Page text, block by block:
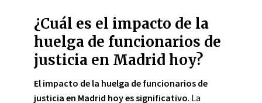
¿Cuál es el impacto de la
huelga de funcionarios de
justicia en Madrid hoy?
El impacto de la huelga de funcionarios de
justicia en Madrid hoy es significativo. La